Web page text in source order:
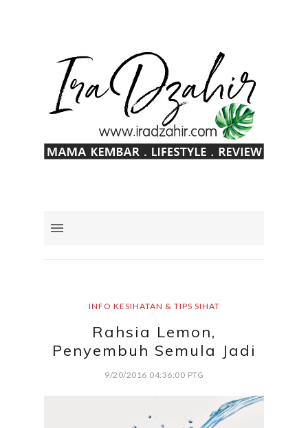
INFO KESIHATAN & TIPS SIHAT
Rahsia Lemon,
Penyembuh Semula Jadi
9/20/2016 04:36:00 PTG